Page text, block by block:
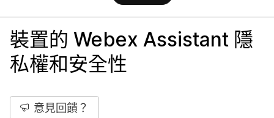
裝置的 Webex Assistant 隱
私權和安全性
意見回饋？